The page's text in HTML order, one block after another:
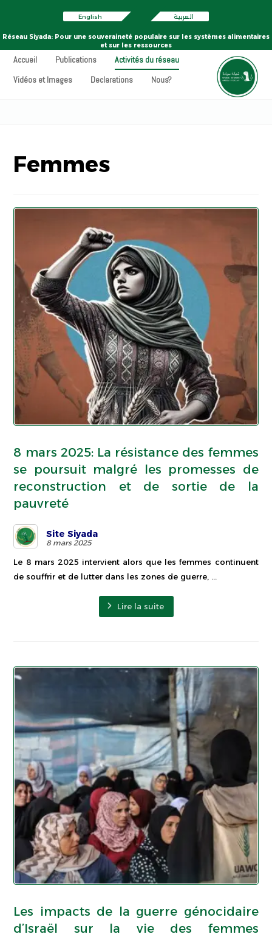
English العربية
Réseau Siyada: Pour une souveraineté populaire sur les systèmes alimentaires
et sur les ressources
Accueil Publications
Activités du réseau
Vidéos et Images
Declarations Nous?
Femmes
8 mars 2025: La résistance des femmes
se poursuit malgré les promesses de
reconstruction et de sortie de la
pauvreté
Site Siyada
8 mars 2025
Le 8 mars 2025 intervient alors que les femmes continuent
de souffrir et de lutter dans les zones de guerre, ...
Lire la suite
Les impacts de la guerre génocidaire
d’Israël sur la vie des femmes